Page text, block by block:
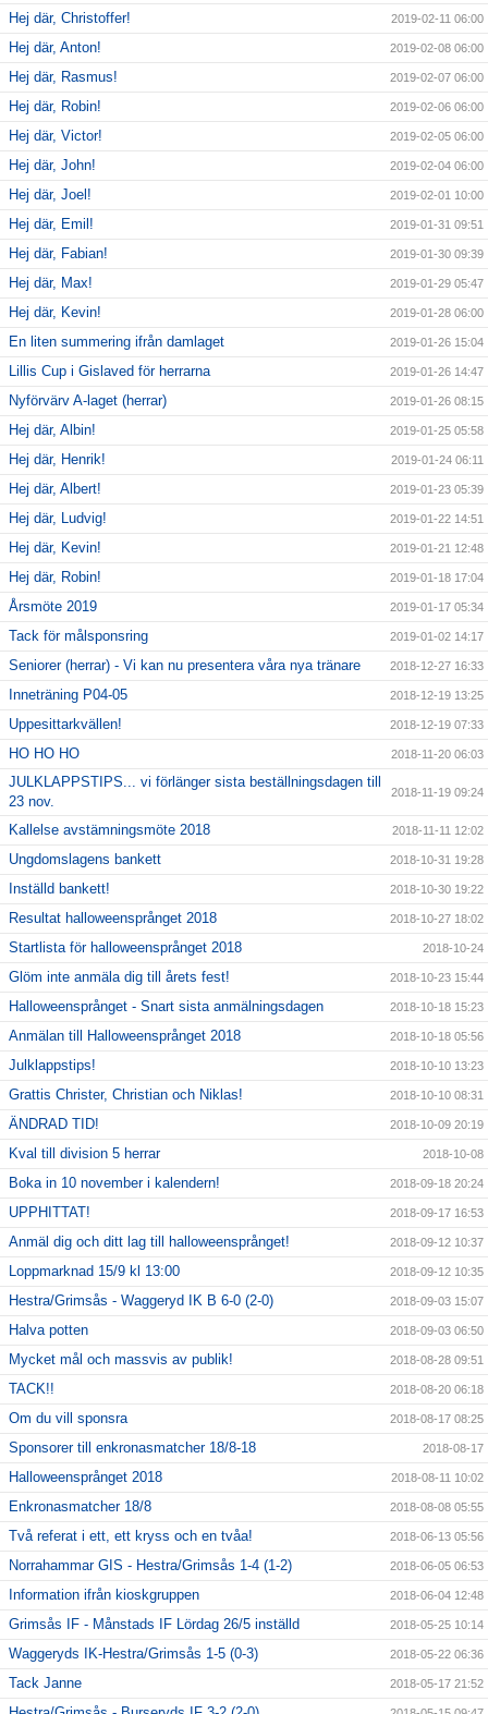
Hej där, Christoffer! 2019-02-11 06:00
Hej där, Anton! 2019-02-08 06:00
Hej där, Rasmus! 2019-02-07 06:00
Hej där, Robin! 2019-02-06 06:00
Hej där, Victor! 2019-02-05 06:00
Hej där, John! 2019-02-04 06:00
Hej där, Joel! 2019-02-01 10:00
Hej där, Emil! 2019-01-31 09:51
Hej där, Fabian! 2019-01-30 09:39
Hej där, Max! 2019-01-29 05:47
Hej där, Kevin! 2019-01-28 06:00
En liten summering ifrån damlaget 2019-01-26 15:04
Lillis Cup i Gislaved för herrarna 2019-01-26 14:47
Nyförvärv A-laget (herrar) 2019-01-26 08:15
Hej där, Albin! 2019-01-25 05:58
Hej där, Henrik! 2019-01-24 06:11
Hej där, Albert! 2019-01-23 05:39
Hej där, Ludvig! 2019-01-22 14:51
Hej där, Kevin! 2019-01-21 12:48
Hej där, Robin! 2019-01-18 17:04
Årsmöte 2019 2019-01-17 05:34
Tack för målsponsring 2019-01-02 14:17
Seniorer (herrar) - Vi kan nu presentera våra nya tränare 2018-12-27 16:33
Inneträning P04-05 2018-12-19 13:25
Uppesittarkvällen! 2018-12-19 07:33
HO HO HO 2018-11-20 06:03
JULKLAPPSTIPS... vi förlänger sista beställningsdagen till
23 nov.
2018-11-19 09:24
Kallelse avstämningsmöte 2018 2018-11-11 12:02
Ungdomslagens bankett 2018-10-31 19:28
Inställd bankett! 2018-10-30 19:22
Resultat halloweensprånget 2018 2018-10-27 18:02
Startlista för halloweensprånget 2018 2018-10-24
Glöm inte anmäla dig till årets fest! 2018-10-23 15:44
Halloweensprånget - Snart sista anmälningsdagen 2018-10-18 15:23
Anmälan till Halloweensprånget 2018 2018-10-18 05:56
Julklappstips! 2018-10-10 13:23
Grattis Christer, Christian och Niklas! 2018-10-10 08:31
ÄNDRAD TID! 2018-10-09 20:19
Kval till division 5 herrar 2018-10-08
Boka in 10 november i kalendern! 2018-09-18 20:24
UPPHITTAT! 2018-09-17 16:53
Anmäl dig och ditt lag till halloweensprånget! 2018-09-12 10:37
Loppmarknad 15/9 kl 13:00 2018-09-12 10:35
Hestra/Grimsås - Waggeryd IK B 6-0 (2-0) 2018-09-03 15:07
Halva potten 2018-09-03 06:50
Mycket mål och massvis av publik! 2018-08-28 09:51
TACK!! 2018-08-20 06:18
Om du vill sponsra 2018-08-17 08:25
Sponsorer till enkronasmatcher 18/8-18 2018-08-17
Halloweensprånget 2018 2018-08-11 10:02
Enkronasmatcher 18/8 2018-08-08 05:55
Två referat i ett, ett kryss och en tvåa! 2018-06-13 05:56
Norrahammar GIS - Hestra/Grimsås 1-4 (1-2) 2018-06-05 06:53
Information ifrån kioskgruppen 2018-06-04 12:48
Grimsås IF - Månstads IF Lördag 26/5 inställd 2018-05-25 10:14
Waggeryds IK-Hestra/Grimsås 1-5 (0-3) 2018-05-22 06:36
Tack Janne 2018-05-17 21:52